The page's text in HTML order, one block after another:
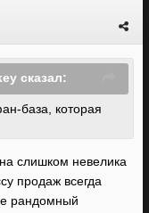
сказал:
база, которая
слишком невелика
продаж всегда
рандомный